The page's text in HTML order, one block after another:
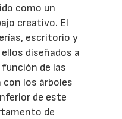
como un
creativo. El
escritorio y
diseñados a
de las
los árboles
de este
de